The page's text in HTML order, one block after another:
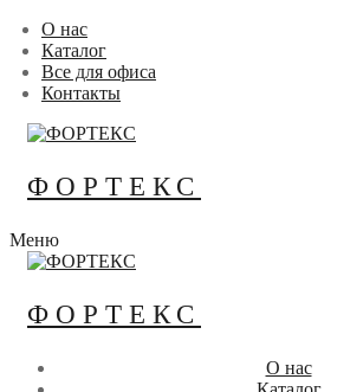
Перейти
содержимому
Меню
Закрыть
О нас
Каталог
Все для офиса
Контакты
ФОРТЕКС
Меню
ФОРТЕКС
О нас